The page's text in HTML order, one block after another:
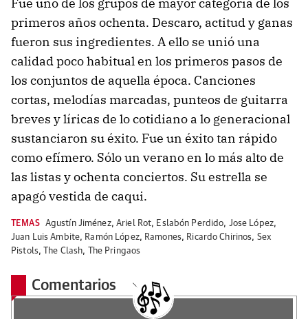
primeros años ochenta. Descaro, actitud y ganas
fueron sus ingredientes. A ello se unió una
calidad poco habitual en los primeros pasos de
los conjuntos de aquella época. Canciones
cortas, melodías marcadas, punteos de guitarra
breves y líricas de lo cotidiano a lo generacional
sustanciaron su éxito. Fue un éxito tan rápido
como efímero. Sólo un verano en lo más alto de
las listas y ochenta conciertos. Su estrella se
apagó vestida de caqui.
TEMAS Agustín Jiménez,Ariel Rot, Eslabón Perdido, Jose López,
Juan Luis Ambite, Ramón López, Ramones, Ricardo Chirinos, Sex
Pistols, The Clash, The Pringaos
Comentarios